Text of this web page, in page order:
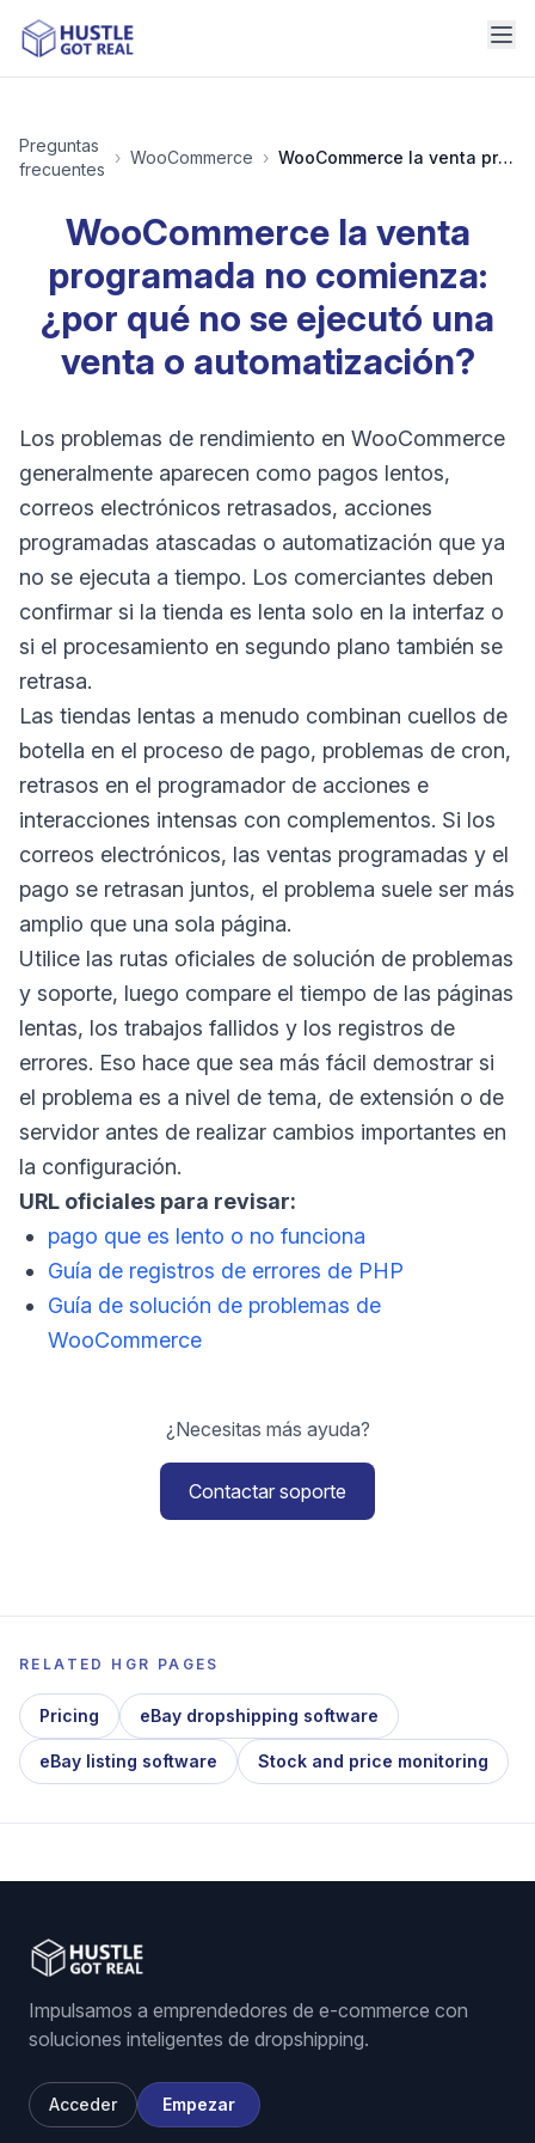
Preguntas
frecuentes
› WooCommerce › WooCommerce la venta programada no comienza: ¿por qué no se ejecutó una venta o automatización?
WooCommerce la venta
programada no comienza:
¿por qué no se ejecutó una
venta o automatización?
Los problemas de rendimiento en WooCommerce
generalmente aparecen como pagos lentos,
correos electrónicos retrasados, acciones
programadas atascadas o automatización que ya
no se ejecuta a tiempo. Los comerciantes deben
confirmar si la tienda es lenta solo en la interfaz o
si el procesamiento en segundo plano también se
retrasa.
Las tiendas lentas a menudo combinan cuellos de
botella en el proceso de pago, problemas de cron,
retrasos en el programador de acciones e
interacciones intensas con complementos. Si los
correos electrónicos, las ventas programadas y el
pago se retrasan juntos, el problema suele ser más
amplio que una sola página.
Utilice las rutas oficiales de solución de problemas
y soporte, luego compare el tiempo de las páginas
lentas, los trabajos fallidos y los registros de
errores. Eso hace que sea más fácil demostrar si
el problema es a nivel de tema, de extensión o de
servidor antes de realizar cambios importantes en
la configuración.
URL oficiales para revisar:
pago que es lento o no funciona
Guía de registros de errores de PHP
Guía de solución de problemas de
WooCommerce
¿Necesitas más ayuda?
Contactar soporte
RELATED HGR PAGES
Pricing eBay dropshipping software
eBay listing software Stock and price monitoring
Impulsamos a emprendedores de e-commerce con
soluciones inteligentes de dropshipping.
Acceder Empezar